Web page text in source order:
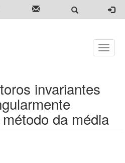
Toggle
invariantes
da média